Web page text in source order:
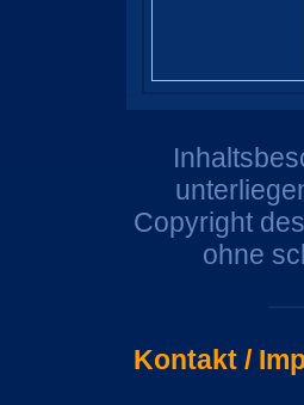
Copyright
ohne
Kontakt /